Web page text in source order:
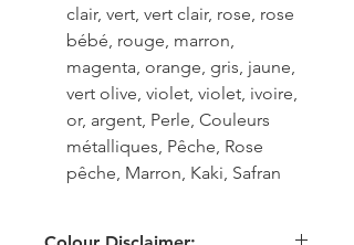
clair, vert, vert clair, rose, rose
bébé, rouge, marron,
magenta, orange, gris, jaune,
vert olive, violet, violet, ivoire,
or, argent, Perle, Couleurs
métalliques, Pêche, Rose
pêche, Marron, Kaki, Safran